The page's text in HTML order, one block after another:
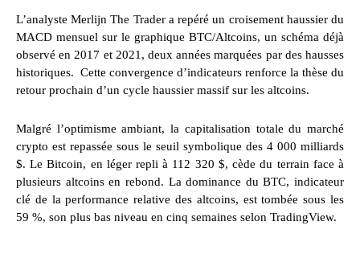
L’analyste Merlijn The Trader a repéré un croisement haussier du
MACD mensuel sur le graphique BTC/Altcoins, un schéma déjà
observé en 2017 et 2021, deux années marquées par des hausses
historiques. Cette convergence d’indicateurs renforce la thèse du
retour prochain d’un cycle haussier massif sur les altcoins.
Malgré l’optimisme ambiant, la capitalisation totale du marché
crypto est repassée sous le seuil symbolique des 4 000 milliards
$. Le Bitcoin, en léger repli à 112 320 $, cède du terrain face à
plusieurs altcoins en rebond. La dominance du BTC, indicateur
clé de la performance relative des altcoins, est tombée sous les
59 %, son plus bas niveau en cinq semaines selon TradingView.